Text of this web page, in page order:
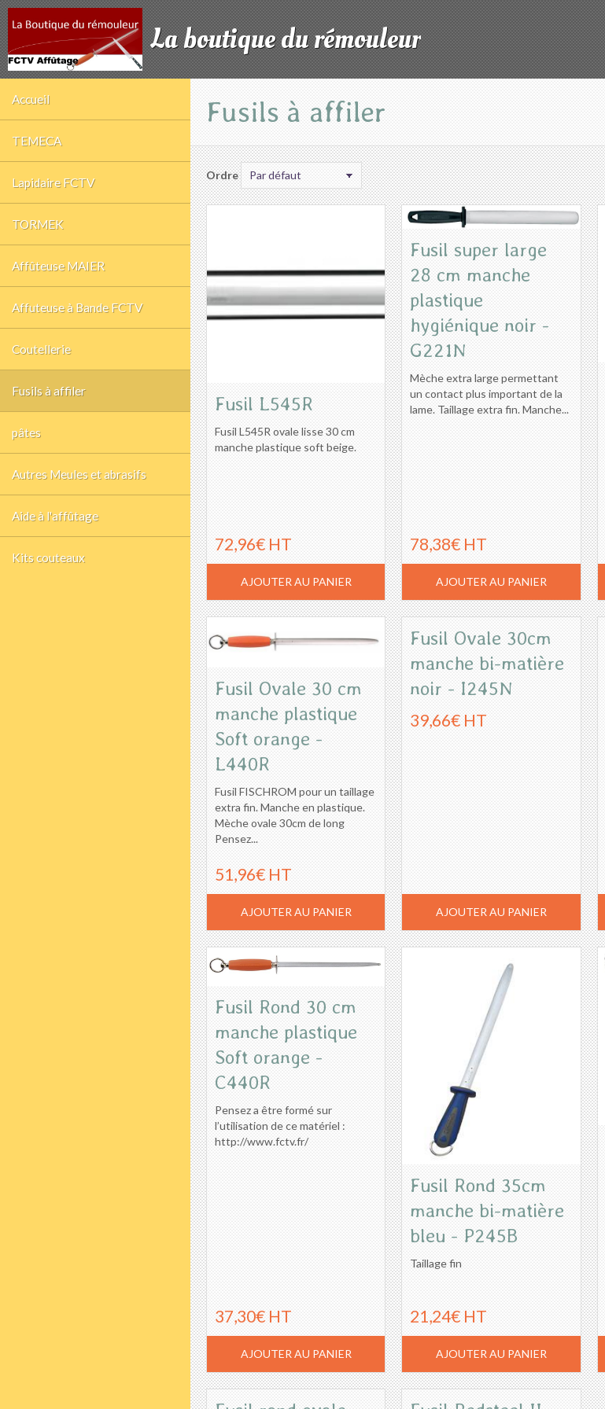
La boutique du rémouleur
Accueil
TEMECA
Lapidaire FCTV
TORMEK
Affûteuse MAIER
Affuteuse à Bande FCTV
Coutellerie
Fusils à affiler
pâtes
Autres Meules et abrasifs
Aide à l'affûtage
Kits couteaux
Fusils à affiler
Ordre
Fusil L545R
Fusil L545R ovale lisse 30 cm
manche plastique soft beige.
72,96€ HT
AJOUTER AU PANIER
Fusil super large
28 cm manche
plastique
hygiénique noir -
G221N
Mèche extra large permettant
un contact plus important de la
lame. Taillage extra fin. Manche...
78,38€ HT
AJOUTER AU PANIER
Fusil Ovale 30 cm
manche plastique
Soft orange -
L440R
Fusil FISCHROM pour un taillage
extra fin. Manche en plastique.
Mèche ovale 30cm de long
Pensez...
51,96€ HT
AJOUTER AU PANIER
Fusil Ovale 30cm
manche bi-matière
noir - I245N
39,66€ HT
AJOUTER AU PANIER
Fusil Rond 30 cm
manche plastique
Soft orange -
C440R
Pensez a être formé sur
l’utilisation de ce matériel :
http://www.fctv.fr/
37,30€ HT
AJOUTER AU PANIER
Fusil Rond 35cm
manche bi-matière
bleu - P245B
Taillage fin
21,24€ HT
AJOUTER AU PANIER